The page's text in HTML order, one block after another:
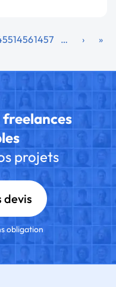
14561457 … › »
projets
devis
obligation